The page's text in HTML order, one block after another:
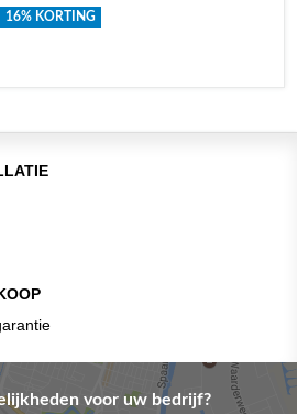
16% KORTING
voor uw bedrijf?